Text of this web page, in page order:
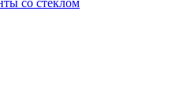
со стеклом